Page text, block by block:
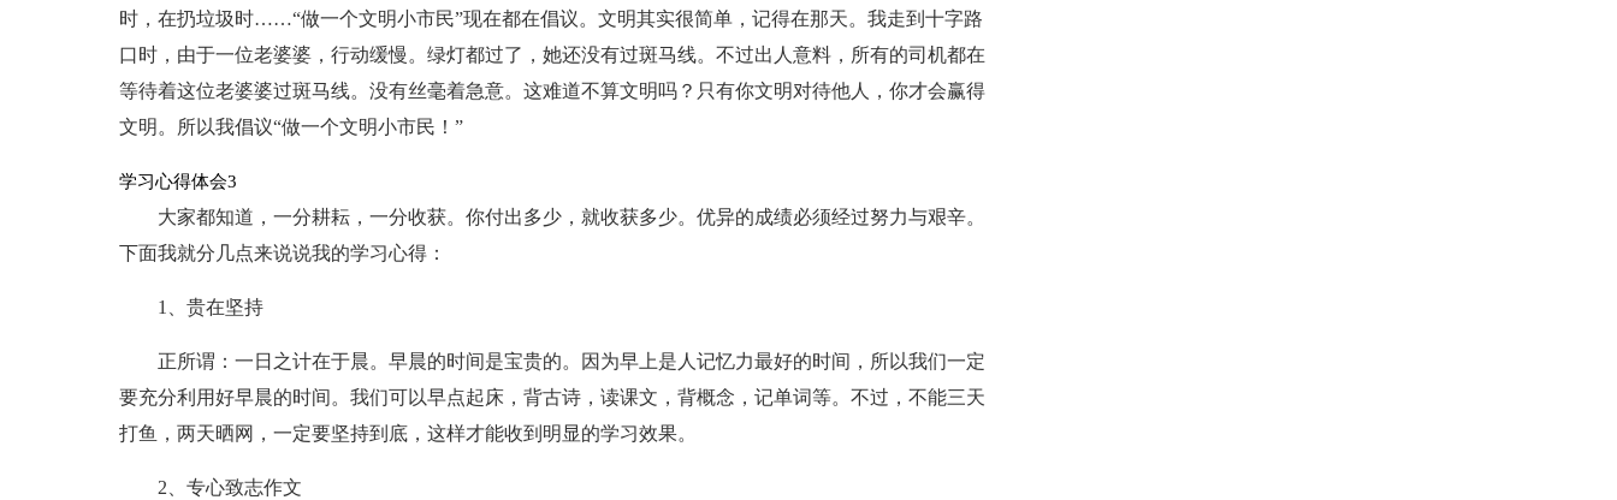
时，在扔垃圾时……“做一个文明小市民”现在都在倡议。文明其实很简单，记得在那天。我走到十字路
口时，由于一位老婆婆，行动缓慢。绿灯都过了，她还没有过斑马线。不过出人意料，所有的司机都在
等待着这位老婆婆过斑马线。没有丝毫着急意。这难道不算文明吗？只有你文明对待他人，你才会赢得
文明。所以我倡议“做一个文明小市民！”
学习心得体会3
大家都知道，一分耕耘，一分收获。你付出多少，就收获多少。优异的成绩必须经过努力与艰辛。
下面我就分几点来说说我的学习心得：
1、贵在坚持
正所谓：一日之计在于晨。早晨的时间是宝贵的。因为早上是人记忆力最好的时间，所以我们一定
要充分利用好早晨的时间。我们可以早点起床，背古诗，读课文，背概念，记单词等。不过，不能三天
打鱼，两天晒网，一定要坚持到底，这样才能收到明显的学习效果。
2、专心致志作文